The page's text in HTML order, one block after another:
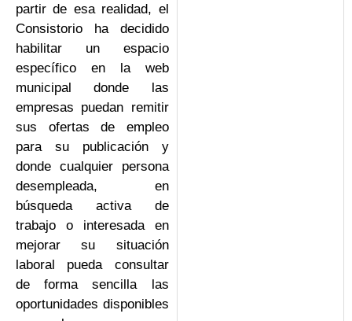
partir de esa realidad, el
Consistorio ha decidido
habilitar un espacio
específico en la web
municipal donde las
empresas puedan remitir
sus ofertas de empleo
para su publicación y
donde cualquier persona
desempleada, en
búsqueda activa de
trabajo o interesada en
mejorar su situación
laboral pueda consultar
de forma sencilla las
oportunidades disponibles